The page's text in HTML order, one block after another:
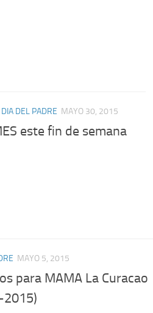
DIA DEL PADRE MAYO 30, 2015
este fin de semana
MAYO 5, 2015
para MAMA La Curacao
2015)